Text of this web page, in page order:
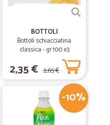
BOTTOLI
Bottoli schiacciatina
classica - gr.100 x3
2,35 € 2,65 €
-10%